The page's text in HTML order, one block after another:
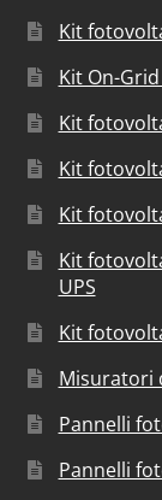
Kit
Kit On-
Kit
Kit
Kit
Kit
UPS
Kit
Misuratori
Pannelli
Pannelli